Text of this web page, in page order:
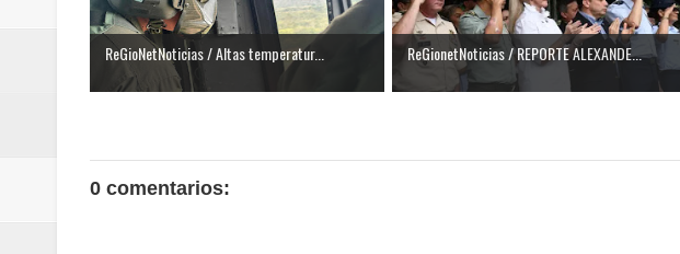
ReGioNetNoticias / Altas temperatur... ReGionetNoticias / REPORTE ALEXANDE...
0 comentarios: